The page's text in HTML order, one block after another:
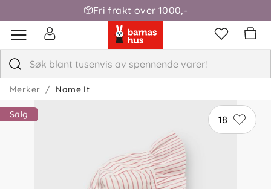
Fri frakt over 1000,-
Merker Name It
18
Salg